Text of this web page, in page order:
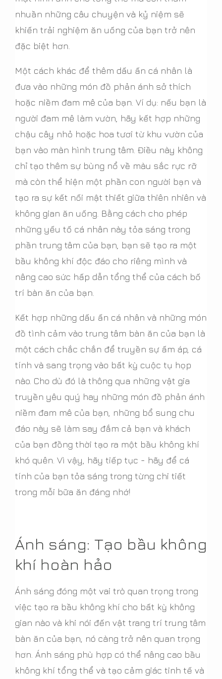
nhuần những câu chuyện và kỷ niệm sẽ
khiến trải nghiệm ăn uống của bạn trở nên
đặc biệt hơn.
Một cách khác để thêm dấu ấn cá nhân là
đưa vào những món đồ phản ánh sở thích
hoặc niềm đam mê của bạn. Ví dụ: nếu bạn là
người đam mê làm vườn, hãy kết hợp những
chậu cây nhỏ hoặc hoa tươi từ khu vườn của
bạn vào màn hình trung tâm. Điều này không
chỉ tạo thêm sự bùng nổ về màu sắc rực rỡ
mà còn thể hiện một phần con người bạn và
tạo ra sự kết nối mật thiết giữa thiên nhiên và
không gian ăn uống. Bằng cách cho phép
những yếu tố cá nhân này tỏa sáng trong
phần trung tâm của bạn, bạn sẽ tạo ra một
bầu không khí độc đáo cho riêng mình và
nâng cao sức hấp dẫn tổng thể của cách bố
trí bàn ăn của bạn.
Kết hợp những dấu ấn cá nhân và những món
đồ tình cảm vào trung tâm bàn ăn của bạn là
một cách chắc chắn để truyền sự ấm áp, cá
tính và sang trọng vào bất kỳ cuộc tụ họp
nào. Cho dù đó là thông qua những vật gia
truyền yêu quý hay những món đồ phản ánh
niềm đam mê của bạn, những bổ sung chu
đáo này sẽ làm say đắm cả bạn và khách
của bạn đồng thời tạo ra một bầu không khí
khó quên. Vì vậy, hãy tiếp tục - hãy để cá
tính của bạn tỏa sáng trong từng chi tiết
trong mỗi bữa ăn đáng nhớ!
Ánh sáng: Tạo bầu không
khí hoàn hảo
Ánh sáng đóng một vai trò quan trọng trong
việc tạo ra bầu không khí cho bất kỳ không
gian nào và khi nói đến vật trang trí trung tâm
bàn ăn của bạn, nó càng trở nên quan trọng
hơn. Ánh sáng phù hợp có thể nâng cao bầu
không khí tổng thể và tạo cảm giác tinh tế và